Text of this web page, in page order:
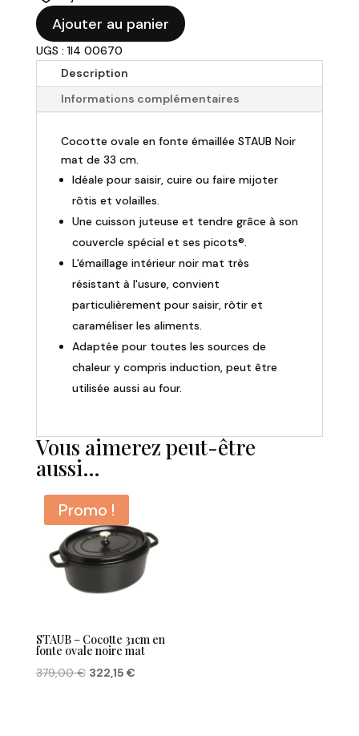
initial
était :
409,00 €.
actuel
quantité
de
STAUB
Cocotte
33cm
fonte
ovale
noire
Ajouter au panier
UGS : 1I4 00670
Description
Informations complémentaires
Cocotte ovale en fonte émaillée STAUB Noir
mat de 33 cm.
Idéale pour saisir, cuire ou faire mijoter
rôtis et volailles.
Une cuisson juteuse et tendre grâce à son
couvercle spécial et ses picots®.
L'émaillage intérieur noir mat très
résistant à l'usure, convient
particulièrement pour saisir, rôtir et
caraméliser les aliments.
Adaptée pour toutes les sources de
chaleur y compris induction, peut être
utilisée aussi au four.
Vous aimerez peut-être
aussi…
Promo !
STAUB – Cocotte 31cm en
fonte ovale noire mat
379,00€ Le
322,15 €Le